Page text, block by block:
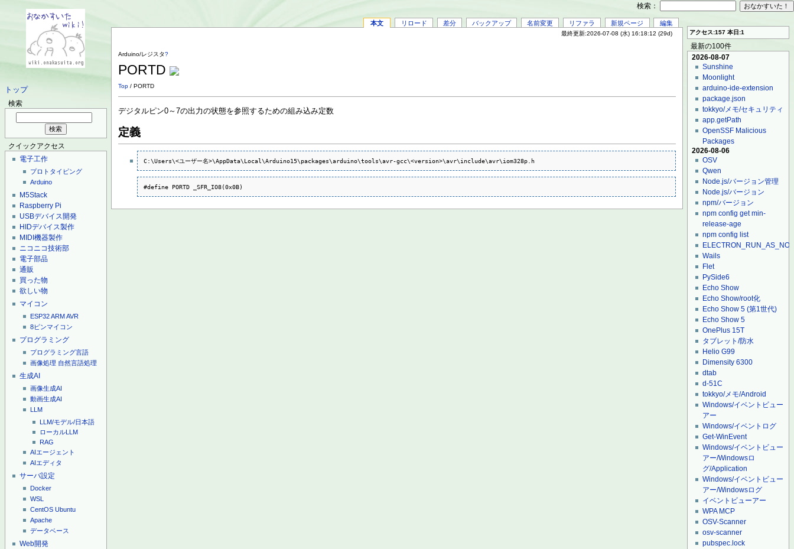
トップ
検索
クイックアクセス
電子工作
プロトタイピング
Arduino
M5Stack
Raspberry Pi
USBデバイス開発
HIDデバイス製作
MIDI機器製作
ニコニコ技術部
電子部品
通販
買った物
欲しい物
マイコン
ESP32ARMAVR
8ピンマイコン
プログラミング
プログラミング言語
画像処理 自然言語処理
生成AI
画像生成AI
動画生成AI
LLM
LLM/モデル/日本語
ローカルLLM
RAG
AIエージェント
AIエディタ
サーバ設定
Docker
WSL
CentOS Ubuntu
Apache
データベース
Web開発
本文 リロード 差分 バックアップ 名前変更 リファラ 新規ページ 編集
最終更新:2026-07-08 (水) 16:18:12 (29d)
Arduino/レジスタ?
PORTD
Top / PORTD
デジタルピン0～7の出力の状態を参照するための組み込み定数
定義
C:\Users\<ユーザー名>\AppData\Local\Arduino15\packages\arduino\tools\avr-gcc\<version>\avr\include\avr\iom328p.h
#define PORTD _SFR_IO8(0x0B)
アクセス:157 本日:1
最新の100件
2026-08-07
Sunshine
Moonlight
arduino-ide-extension
package.json
tokkyo/メモ/セキュリティ
app.getPath
OpenSSF Malicious
Packages
2026-08-06
OSV
Qwen
Node.js/バージョン管理
Node.js/バージョン
npm/バージョン
npm config get min-
release-age
npm config list
Wails
Flet
PySide6
Echo Show
Echo Show/root化
Echo Show 5 (第1世代)
Echo Show 5
OnePlus 15T
タブレット/防水
Helio G99
Dimensity 6300
dtab
d-51C
tokkyo/メモ/Android
Windows/イベントビュー
アー
Windows/イベントログ
Get-WinEvent
Windows/イベントビュー
アー/Windowsロ
グ/Application
Windows/イベントビュー
アー/Windowsログ
イベントビューアー
WPA MCP
OSV-Scanner
osv-scanner
pubspec.lock
検索：